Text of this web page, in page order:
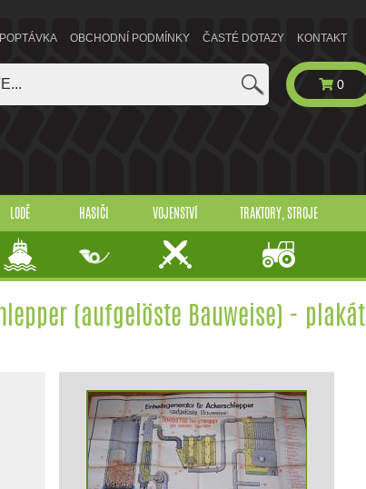
POPTÁVKA OBCHODNÍ PODMÍNKY ČASTÉ DOTAZY KONTAKT
0
LODĚ HASIČI VOJENSTVÍ TRAKTORY, STROJE
(aufgelöste Bauweise) - plakát